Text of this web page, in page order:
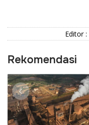
Editor :
Rekomendasi